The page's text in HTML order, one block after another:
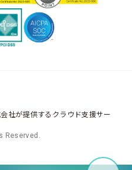
社が提供するクラウド支援サー
Reserved.